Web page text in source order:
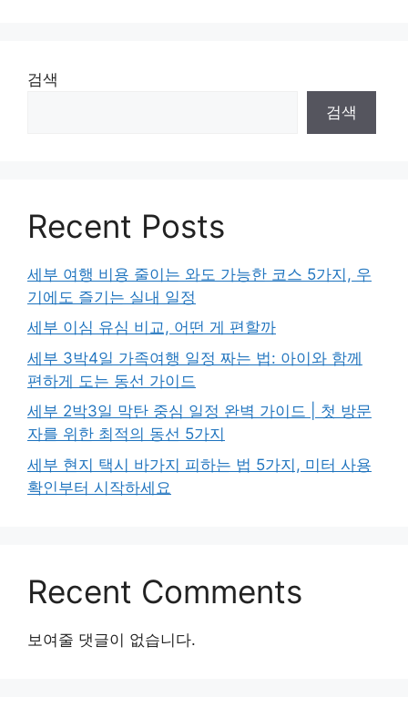
검색
검색
Recent Posts
세부 여행 비용 줄이는 와도 가능한 코스 5가지, 우
기에도 즐기는 실내 일정
세부 이심 유심 비교, 어떤 게 편할까
세부 3박4일 가족여행 일정 짜는 법: 아이와 함께
편하게 도는 동선 가이드
세부 2박3일 막탄 중심 일정 완벽 가이드 | 첫 방문
자를 위한 최적의 동선 5가지
세부 현지 택시 바가지 피하는 법 5가지, 미터 사용
확인부터 시작하세요
Recent Comments
보여줄 댓글이 없습니다.